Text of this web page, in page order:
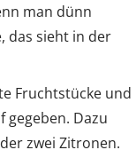
man dünn
das sieht in der
Fruchtstücke und
gegeben. Dazu
zwei Zitronen.